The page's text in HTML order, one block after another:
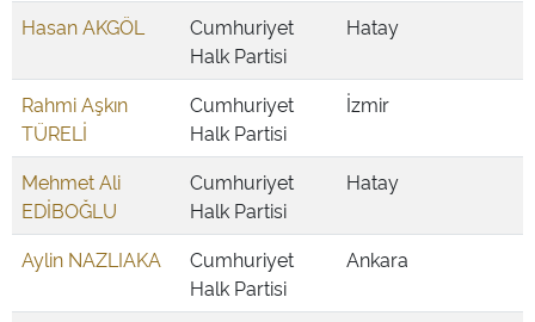
Hasan AKGÖL
Cumhuriyet
Halk Partisi
Hatay
Rahmi Aşkın
TÜRELİ
Cumhuriyet
Halk Partisi
İzmir
Mehmet Ali
EDİBOĞLU
Cumhuriyet
Halk Partisi
Hatay
Aylin NAZLIAKA
Cumhuriyet
Halk Partisi
Ankara